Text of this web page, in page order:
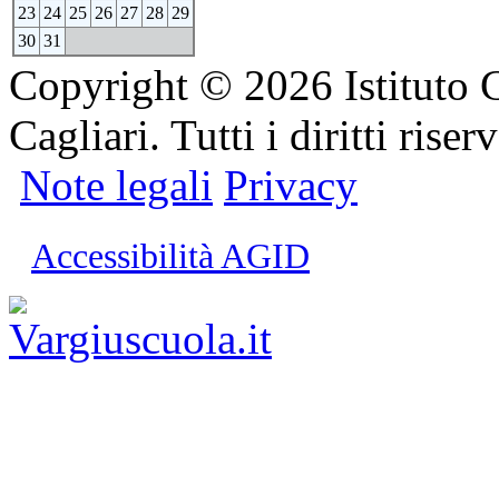
23 24 25 26 27 28 29
30 31
Copyright © 2026 Istituto
Cagliari. Tutti i diritti
Note legali Privacy
Accessibilità AGID